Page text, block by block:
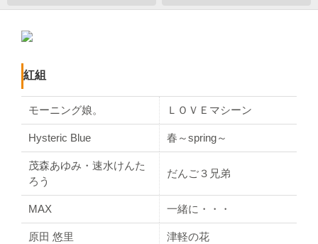
紅組
モーニング娘。 ＬＯＶＥマシーン
Hysteric Blue 春～spring～
茂森あゆみ・速水けんた
ろう
だんご３兄弟
MAX 一緒に・・・
原田 悠里 津軽の花